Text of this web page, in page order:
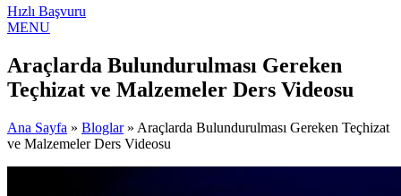
Hızlı Başvuru
MENU
Araçlarda Bulundurulması Gereken
Teçhizat ve Malzemeler Ders Videosu
Ana Sayfa » Bloglar » Araçlarda Bulundurulması Gereken Teçhizat
ve Malzemeler Ders Videosu